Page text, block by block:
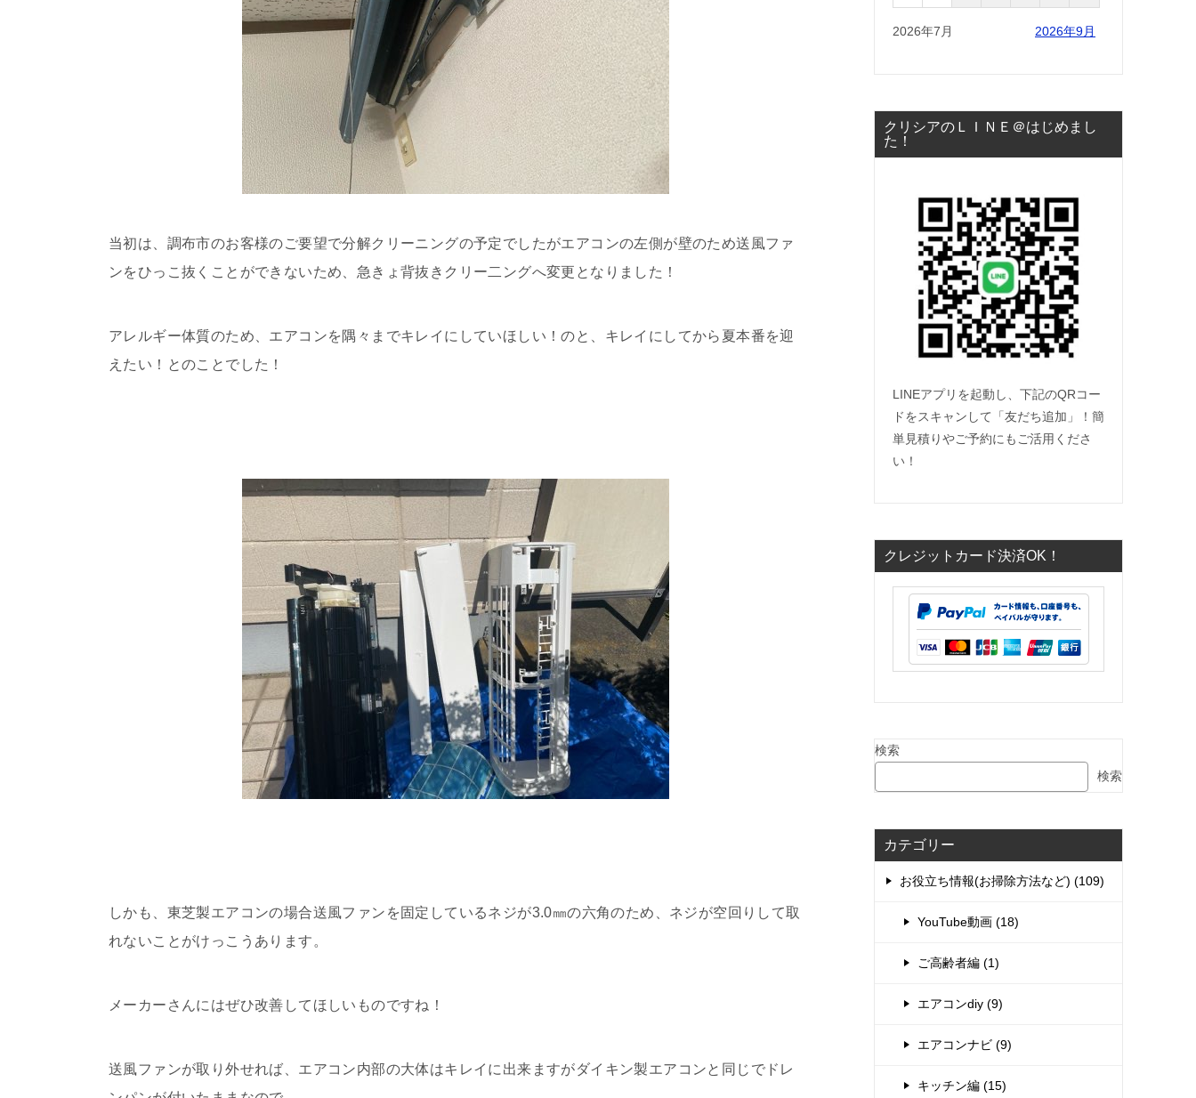
当初は、調布市のお客様のご要望で分解クリーニングの予定でしたがエアコンの左側が壁のため送風ファ
ンをひっこ抜くことができないため、急きょ背抜きクリー二ングへ変更となりました！
アレルギー体質のため、エアコンを隅々までキレイにしていほしい！のと、キレイにしてから夏本番を迎
えたい！とのことでした！
しかも、東芝製エアコンの場合送風ファンを固定しているネジが3.0㎜の六角のため、ネジが空回りして取
れないことがけっこうあります。
メーカーさんにはぜひ改善してほしいものですね！
送風ファンが取り外せれば、エアコン内部の大体はキレイに出来ますがダイキン製エアコンと同じでドレ
2026年7月 2026年9月
クリシアのＬＩＮＥ＠はじめまし
た！
LINEアプリを起動し、下記のQRコー
ドをスキャンして「友だち追加」！簡
単見積りやご予約にもご活用くださ
い！
クレジットカード決済OK！
検索
検索
カテゴリー
お役立ち情報(お掃除方法など) (109)
YouTube動画 (18)
ご高齢者編 (1)
エアコンdiy (9)
エアコンナビ (9)
キッチン編 (15)